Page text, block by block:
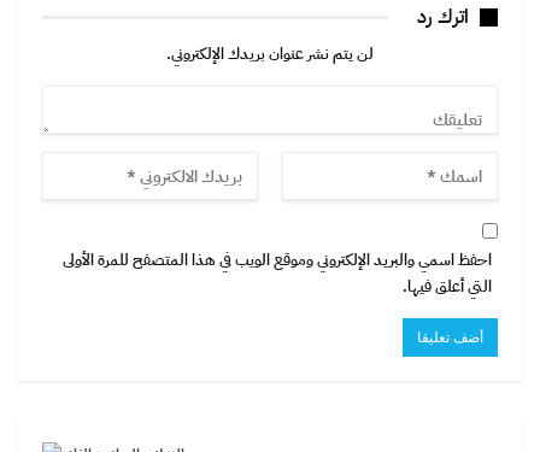
اترك رد
لن يتم نشر عنوان بريدك الإلكتروني.
احفظ اسمي والبريد الإلكتروني وموقع الويب في هذا المتصفح للمرة الأولى
التي أعلق فيها.